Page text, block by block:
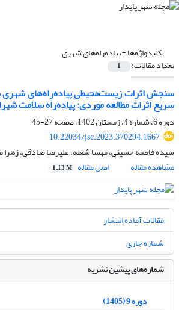
کلیدواژه‌ها =پیاده‌راه‌های شهری
تعداد مقالات: 1
سنجش اثرات زیست‌محیطی پیاده‌راه‌های شهری
سریع اثرات مطالعه موردی: پیاده‌راه سلامت
دوره 6، شماره 4، زمستان 1402، صفحه
27-45
10.22034/jsc.2023.370294.1667
سیده فاطمه حسینی، مهسا شعله، علیرضا صادقی، زهرا
مشاهده مقاله
اصل مقاله 1.13 M
مقالات آماده انتشار
شماره جاری
شماره‌های پیشین نشریه
دوره 9 (1405)